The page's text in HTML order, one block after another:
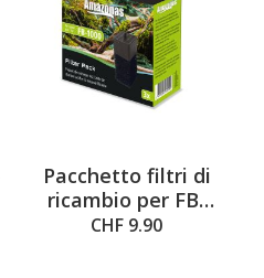
Pacchetto filtri di
ricambio per FB-
1000, 3 pezzi
CHF 9.90